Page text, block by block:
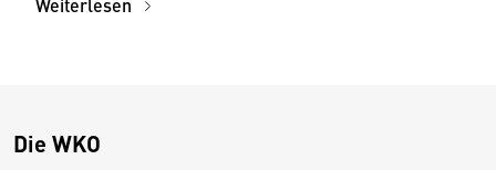
Weiterlesen
Die WKO